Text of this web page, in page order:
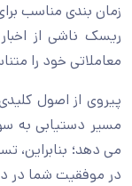
زمان بندی مناسب
ریسک ناشی از
معاملاتی خود را
پیروی از اصول
مسیر دستیابی به
می دهد؛ بنابراین،
در موفقیت شما در